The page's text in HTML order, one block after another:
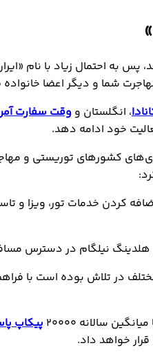
پس به احتمال زیاد با نام
شما و دیگر اعضا
، انگلستان و وقت سفارت
خود ادامه دهد.
کشورهای توریستی و
کردن خدمات تور، ویزا
هلدینگ نیلگام در دسترس
نیروی انسانی خود در بخش‌های
پیکاپ
خواهد داد.